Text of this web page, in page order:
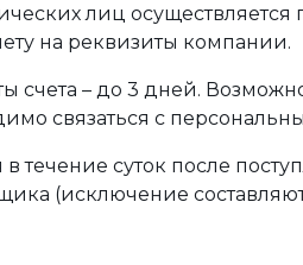
лиц осуществляется
на реквизиты компании.
счета – до 3 дней.
связаться с
в течение суток после
(исключение